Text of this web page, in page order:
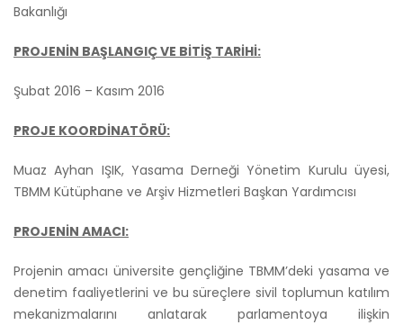
Bakanlığı
PROJENİN BAŞLANGIÇ VE BİTİŞ TARİHİ:
Şubat 2016 – Kasım 2016
PROJE KOORDİNATÖRÜ:
Muaz Ayhan IŞIK, Yasama Derneği Yönetim Kurulu üyesi,
TBMM Kütüphane ve Arşiv Hizmetleri Başkan Yardımcısı
PROJENİN AMACI:
Projenin amacı üniversite gençliğine TBMM’deki yasama ve
denetim faaliyetlerini ve bu süreçlere sivil toplumun katılım
mekanizmalarını anlatarak parlamentoya ilişkin